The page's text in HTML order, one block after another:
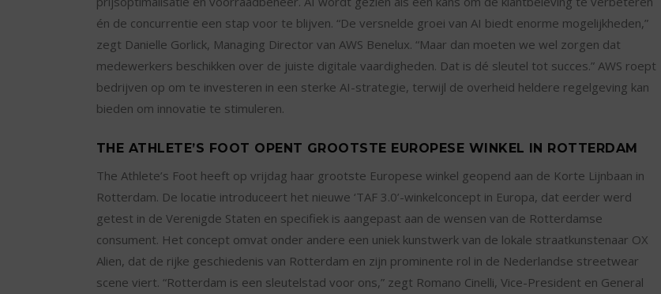
én de concurrentie een stap voor te blijven. “De versnelde groei van AI biedt enorme mogelijkheden,”
zegt Danielle Gorlick, Managing Director van AWS Benelux. “Maar dan moeten we wel zorgen dat
medewerkers beschikken over de juiste digitale vaardigheden. Dat is dé sleutel tot succes.” AWS roept
bedrijven op om te investeren in een sterke AI-strategie, terwijl de overheid heldere regelgeving kan
bieden om innovatie te stimuleren.
THE ATHLETE’S FOOT OPENT GROOTSTE EUROPESE WINKEL IN ROTTERDAM
The Athlete’s Foot heeft op vrijdag haar grootste Europese winkel geopend aan de Korte Lijnbaan in
Rotterdam. De locatie introduceert het nieuwe ‘TAF 3.0’-winkelconcept in Europa, dat eerder werd
getest in de Verenigde Staten en specifiek is aangepast aan de wensen van de Rotterdamse
consument. Het concept omvat onder andere een uniek kunstwerk van de lokale straatkunstenaar OX
Alien, dat de rijke geschiedenis van Rotterdam en zijn prominente rol in de Nederlandse streetwear
scene viert. “Rotterdam is een sleutelstad voor ons,” zegt Romano Cinelli, Vice-President en General